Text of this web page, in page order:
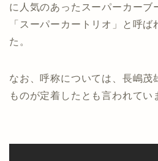
に人気のあったスーパーカーブ
「スーパーカートリオ」と呼
た。
なお、呼称については、長嶋茂
ものが定着したとも言われてい